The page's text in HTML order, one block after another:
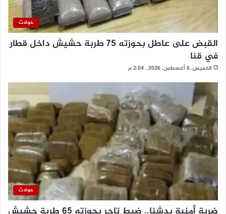
حوادث
القبض على عاطل بحوزته 75 طربة حشيش داخل قطار
في قنا
الخميس, 6 أغسطس, 2026 , 2:04 م
حوادث